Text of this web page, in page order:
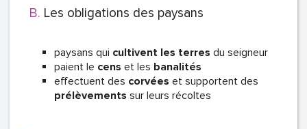
Les obligations des paysans
paysans qui cultivent les terres du seigneur
paient le cens et les banalités
effectuent des corvées et supportent des
prélèvements sur leurs récoltes